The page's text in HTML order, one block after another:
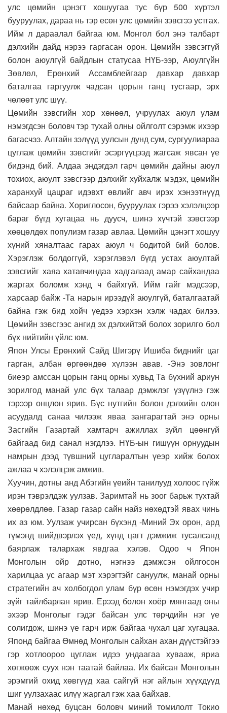
улс цөмийн цэнэгт хошуугаа тус бүр 500 хүртэл
бууруулах, дараа нь тэр есөн улс цөмийн зэвсгээ устгах.
Ийм л дараалал байгаа юм. Монгол бол энэ талбарт
дэлхийн дайд нэрээ гаргасан орон. Цөмийн зэвсэггүй
болон аюулгүй байдлын статусаа НҮБ-ээр, Аюулгүйн
Зөвлөл, Ерөнхий Ассамблейгаар давхар давхар
баталгаа гаргуулж чадсан цорын ганц тусгаар, эрх
чөлөөт улс шүү.
Цөмийн зэвсгийн хор хөнөөл, учруулах аюул улам
нэмэгдсэн боловч тэр тухай олны ойлголт сэрэмж ихээр
багасчээ. Алтайн зэлүүд уулсын дунд сум, сургуулиараа
цуглаж цөмийн зэвсгийг эсэргүүцээд жагсаж явсан үе
бидэнд бий. Алдаа эндэгдэл гарч цөмийн дайны аюул
тохиох, аюулт зэвсгээр дэлхийг хуйхалж мэдэх, цөмийн
харанхуй цацраг идэвхт өвлийг авч ирэх хэнээтнүүд
байсаар байна. Хориглосон, бууруулах гэрээ хэлэлцээр
бараг бүгд хугацаа нь дуусч, шинэ хүчтэй зэвсгээр
хөөцөлдөх популизм газар авлаа. Цөмийн цэнэгт хошуу
хүний хяналтаас гарах аюул ч бодитой бий болов.
Хэрэглэж болдоггүй, хэрэглэвэл бүгд устах аюултай
зэвсгийг хаяа хатавчиндаа хадгалаад амар сайхандаа
жаргах боломж хэнд ч байхгүй. Ийм гайг мэдсээр,
харсаар байж -Та нарын ирээдүй аюулгүй, баталгаатай
байна гэж бид хойч үедээ хэрхэн хэлж чадах билээ.
Цөмийн зэвсгээс ангид эх дэлхийтэй болох зорилго бол
бүх нийтийн үйлс юм.
Япон Улсы Ерөнхий Сайд Шигэрү Ишиба биднийг цаг
гарган, албан өргөөндөө хүлээн авав. -Энэ зовлонг
биеэр амссан цорын ганц орны хувьд Та бүхний ариун
зорилгод манай улс бүх талаар дэмжлэг үзүүлнэ гэж
тэрээр онцлон ярив. Бүс нутгийн болон дэлхийн олон
асуудалд санаа чилээж яваа зангарагтай энэ орны
Засгийн Газартай хамтарч ажиллах зүйл цөөнгүй
байгаад бид санал нэгдлээ. НҮБ-ын гишүүн орнуудын
намрын дээд түвшний цугларалтын үеэр хийж болох
ажлаа ч хэлэлцэж амжив.
Хуучин, дотны анд Абэгийн үеийн танилууд холоос гүйж
ирэн тэврэлдэж уулзав. Заримтай нь зоог барьж тухтай
хөөрөлдлөө. Газар газар сайн найз нөхөдтэй явах чинь
их аз юм. Уулзаж учирсан бүхэнд -Миний Эх орон, ард
түмэнд шийдвэрлэх үед, хүнд цагт дэмжиж тусалсанд
баярлаж талархаж явдгаа хэлэв. Одоо ч Япон
Монголын ойр дотно, нэгнээ дэмжсэн ойлгосон
харилцаа ус агаар мэт хэрэгтэйг сануулж, манай орны
стратегийн ач холбогдол улам бүр өсөн нэмэгдэх учир
зүйг тайлбарлан ярив. Ерээд болон хоёр мянгаад оны
эхээр Монголыг гэдэг байсан улс төрчдийн нэг үе
солигдож, шинэ үе гарч ирж байгаа чухал цаг хугацаа.
Японд байгаа Өмнөд Монголын сайхан ахан дүүстэйгээ
гэр хотлоороо цуглаж идээ ундаагаа хувааж, яриа
хөгжөөж суух нэн таатай байлаа. Их байсан Монголын
эрэмгий охид хөвгүүд хаа сайгүй нэг айлын хүүхдүүд
шиг уулзахаас илүү жаргал гэж хаа байхав.
Манай нөхөд буцсан боловч миний томилолт Токио